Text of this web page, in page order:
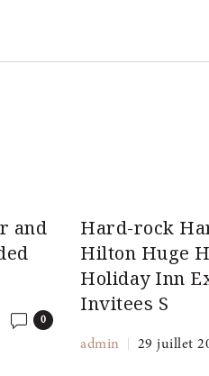
and
0
Hard-rock
Hilton Huge
Holiday Inn
Invitees S
admin 29 juillet